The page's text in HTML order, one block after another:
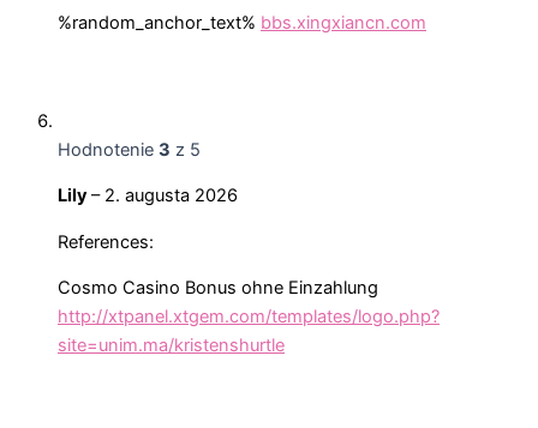
%random_anchor_text% bbs.xingxiancn.com
Hodnotenie 3 z 5
Lily– 2. augusta 2026
References:
Cosmo Casino Bonus ohne Einzahlung
http://xtpanel.xtgem.com/templates/logo.php?
site=unim.ma/kristenshurtle